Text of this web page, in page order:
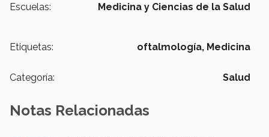
Escuelas: Medicina y Ciencias de la Salud
Etiquetas: oftalmología, Medicina
Categoría: Salud
Notas Relacionadas